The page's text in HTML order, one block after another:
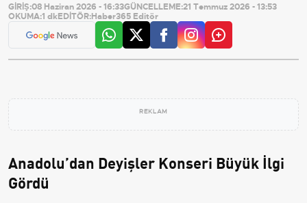
GİRİŞ:08 Haziran 2026 - 16:33GÜNCELLEME:21 Temmuz 2026 - 13:53
OKUMA:1 dkEDİTÖR:Haber365 Editör
REKLAM
Anadolu’dan Deyişler Konseri Büyük İlgi
Gördü